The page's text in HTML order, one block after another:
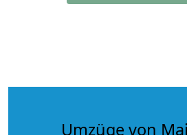
Umzüge von